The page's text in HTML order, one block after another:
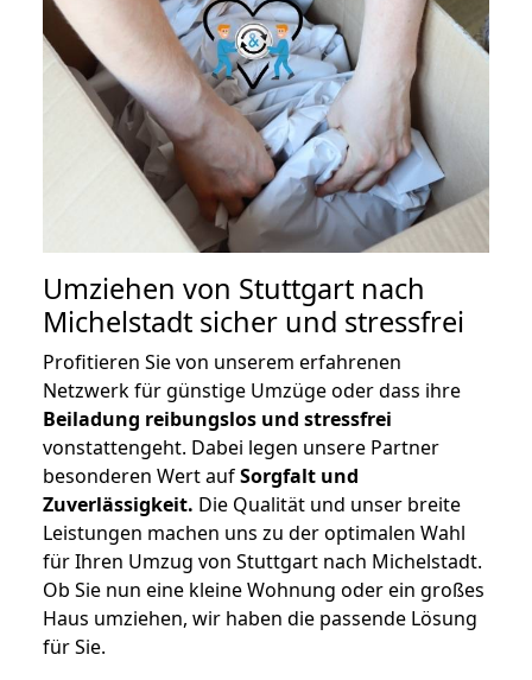
Umziehen von Stuttgart nach
Michelstadt sicher und stressfrei
Profitieren Sie von unserem erfahrenen
Netzwerk für günstige Umzüge oder dass ihre
Beiladung reibungslos und stressfrei
vonstattengeht. Dabei legen unsere Partner
besonderen Wert aufSorgfalt und
Zuverlässigkeit. Die Qualität und unser breite
Leistungen machen uns zu der optimalen Wahl
für Ihren Umzug von Stuttgart nach Michelstadt.
Ob Sie nun eine kleine Wohnung oder ein großes
Haus umziehen, wir haben die passende Lösung
für Sie.